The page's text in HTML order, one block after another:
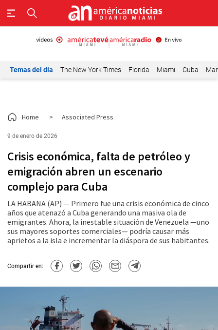
Temas del día The New York Times Florida Miami Cuba
Home > Associated Press
9 de enero de 2026
Crisis económica, falta de petróleo y
emigración abren un escenario
complejo para Cuba
LA HABANA (AP) — Primero fue una crisis económica de cinco
años que atenazó a Cuba generando una masiva ola de
emigrantes. Ahora, la inestable situación de Venezuela —uno
sus mayores soportes comerciales— podría causar más
aprietos a la isla e incrementar la diáspora de sus habitantes.
Compartir en: